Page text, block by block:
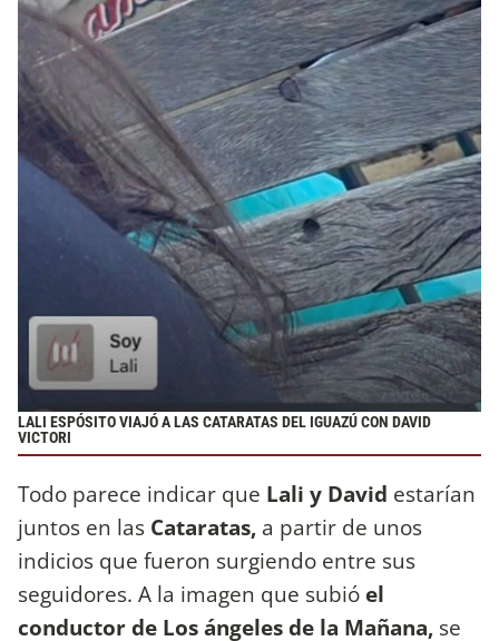
LALI ESPÓSITO VIAJÓ A LAS CATARATAS DEL IGUAZÚ CON DAVID
VICTORI
Todo parece indicar que Lali y David estarían
juntos en las Cataratas, a partir de unos
indicios que fueron surgiendo entre sus
seguidores. A la imagen que subió el
conductor de Los ángeles de la Mañana, se